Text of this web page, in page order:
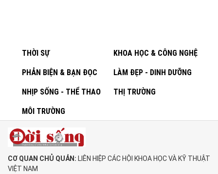
THỜI SỰ KHOA HỌC & CÔNG NGHỆ
PHẢN BIỆN & BẠN ĐỌC LÀM ĐẸP - DINH DƯỠNG
NHỊP SỐNG - THỂ THAO THỊ TRƯỜNG
MÔI TRƯỜNG
CƠ QUAN CHỦ QUẢN: LIÊN HIỆP CÁC HỘI KHOA HỌC VÀ KỸ THUẬT
VIỆT NAM